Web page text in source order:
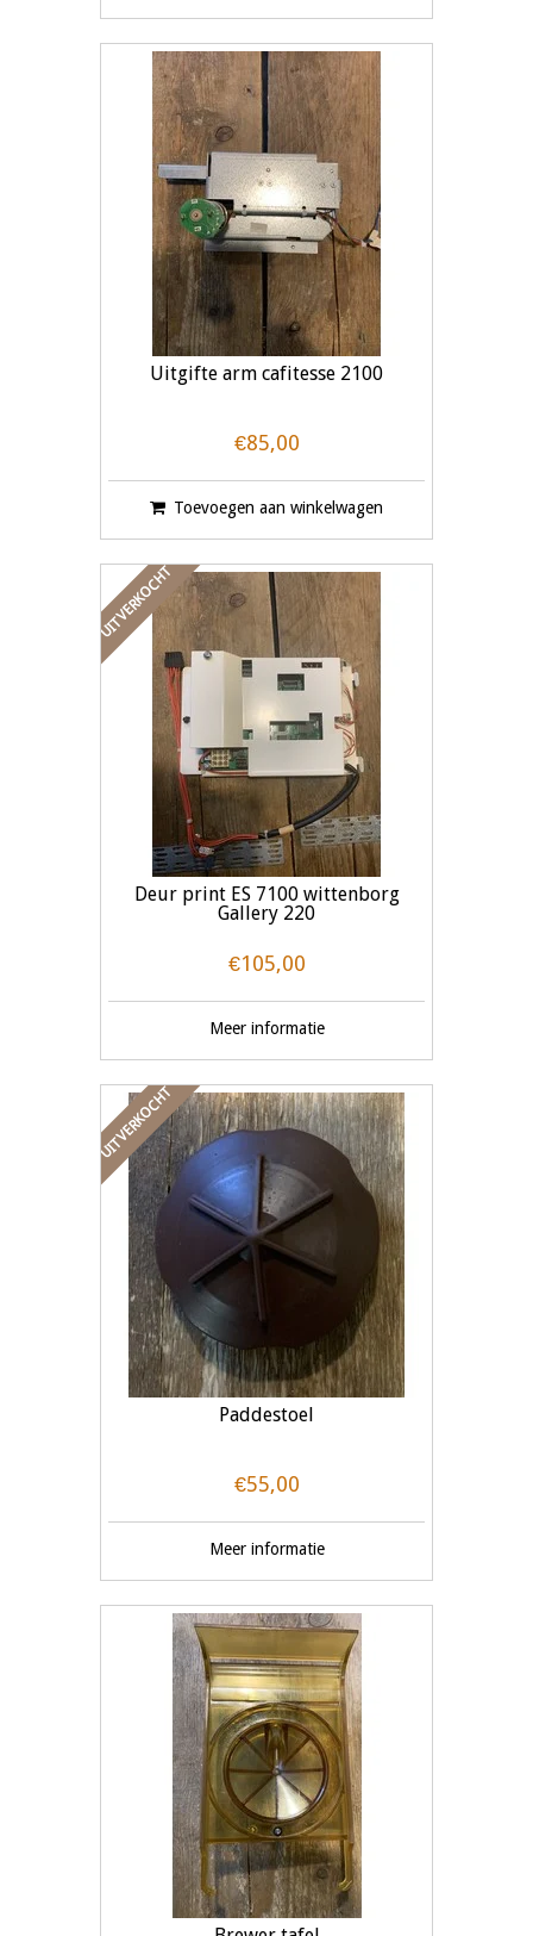
Uitgifte arm cafitesse 2100
€85,00
Toevoegen aan winkelwagen
UITVERKOCHT
Deur print ES 7100 wittenborg
Gallery 220
€105,00
Meer informatie
UITVERKOCHT
Paddestoel
€55,00
Meer informatie